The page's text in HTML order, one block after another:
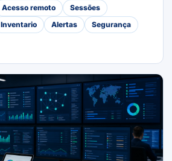
Acesso remoto
Sessões
Inventario Alertas
Segurança